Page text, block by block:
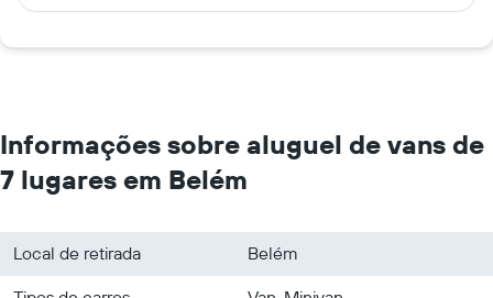
Informações sobre aluguel de vans de
7 lugares em Belém
Local de retirada
Belém